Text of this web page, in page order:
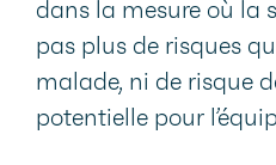
dans la mesure où la
pas plus de risques
malade, ni de risque
potentielle pour